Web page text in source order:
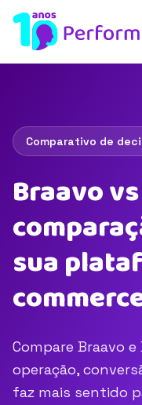
Comparativo de
Braavo
sua
Compare Braavo
operação,
faz mais sentido